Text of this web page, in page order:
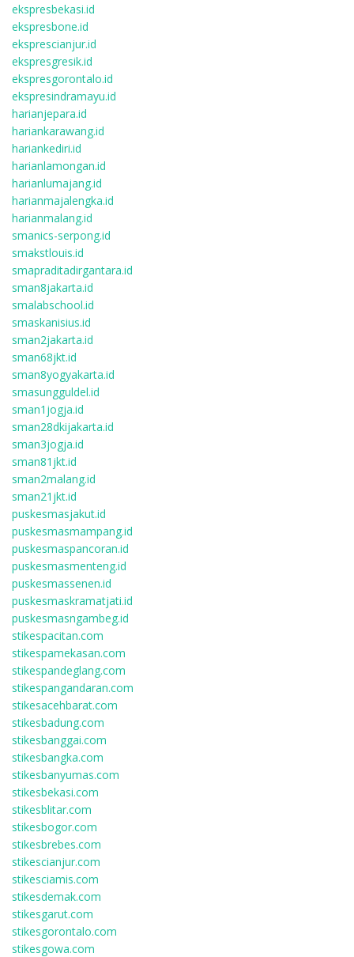
ekspresbekasi.id
ekspresbone.id
eksprescianjur.id
ekspresgresik.id
ekspresgorontalo.id
ekspresindramayu.id
harianjepara.id
hariankarawang.id
hariankediri.id
harianlamongan.id
harianlumajang.id
harianmajalengka.id
harianmalang.id
smanics-serpong.id
smakstlouis.id
smapraditadirgantara.id
sman8jakarta.id
smalabschool.id
smaskanisius.id
sman2jakarta.id
sman68jkt.id
sman8yogyakarta.id
smasungguldel.id
sman1jogja.id
sman28dkijakarta.id
sman3jogja.id
sman81jkt.id
sman2malang.id
sman21jkt.id
puskesmasjakut.id
puskesmasmampang.id
puskesmaspancoran.id
puskesmasmenteng.id
puskesmassenen.id
puskesmaskramatjati.id
puskesmasngambeg.id
stikespacitan.com
stikespamekasan.com
stikespandeglang.com
stikespangandaran.com
stikesacehbarat.com
stikesbadung.com
stikesbanggai.com
stikesbangka.com
stikesbanyumas.com
stikesbekasi.com
stikesblitar.com
stikesbogor.com
stikesbrebes.com
stikescianjur.com
stikesciamis.com
stikesdemak.com
stikesgarut.com
stikesgorontalo.com
stikesgowa.com